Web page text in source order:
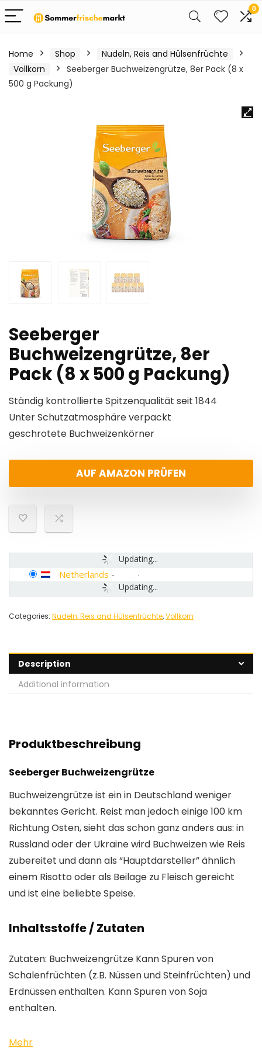
0
Home Shop
Nudeln, Reis and Hülsenfrüchte
Vollkorn
Seeberger Buchweizengrütze, 8er Pack (8 x
500 g Packung)
Seeberger
Buchweizengrütze, 8er
Pack (8 x 500 g Packung)
Ständig kontrollierte Spitzenqualität seit 1844
Unter Schutzatmosphäre verpackt
geschrotete Buchweizenkörner
AUF AMAZON PRÜFEN
Updating...
Updating...
Netherlands -
Categories: Nudeln, Reis and Hülsenfrüchte,Vollkorn
Description
Additional information
Produktbeschreibung
Seeberger Buchweizengrütze
Buchweizengrütze ist ein in Deutschland weniger
bekanntes Gericht. Reist man jedoch einige 100 km
Richtung Osten, sieht das schon ganz anders aus: in
Russland oder der Ukraine wird Buchweizen wie Reis
zubereitet und dann als “Hauptdarsteller” ähnlich
einem Risotto oder als Beilage zu Fleisch gereicht
und ist eine beliebte Speise.
Inhaltsstoffe / Zutaten
Zutaten: Buchweizengrütze Kann Spuren von
Schalenfrüchten (z.B. Nüssen und Steinfrüchten) und
Erdnüssen enthalten. Kann Spuren von Soja
enthalten.
Mehr